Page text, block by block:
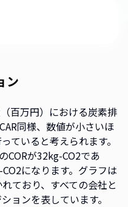
ン
百万円）における炭素排
同様、数値が小さいほ
ていると考えられます。
CORが32kg-CO2であ
になります。グラフは
ており、すべての会社と
ョンを表しています。